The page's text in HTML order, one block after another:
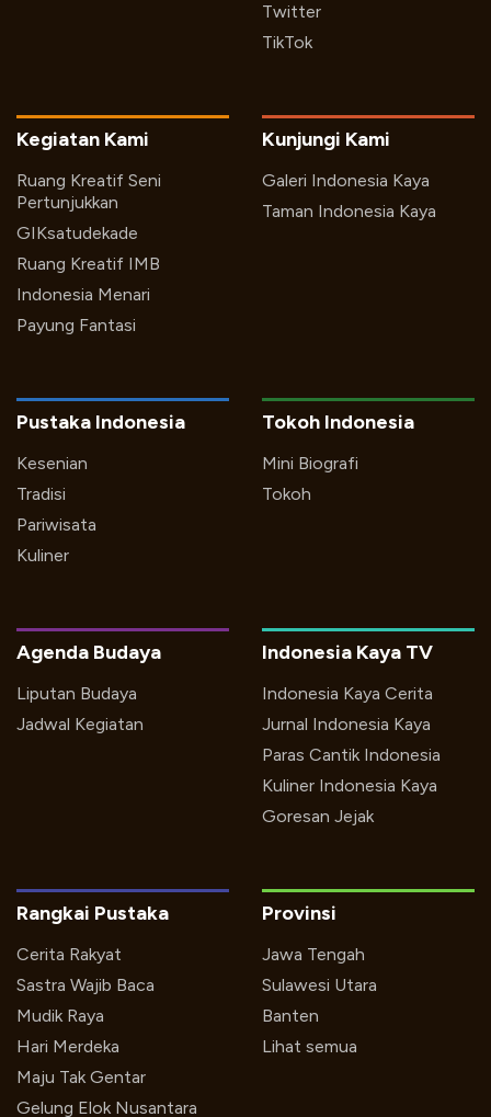
Twitter
TikTok
Kegiatan Kami
Ruang Kreatif Seni
Pertunjukkan
GIKsatudekade
Ruang Kreatif IMB
Indonesia Menari
Payung Fantasi
Kunjungi Kami
Galeri Indonesia Kaya
Taman Indonesia Kaya
Pustaka Indonesia
Kesenian
Tradisi
Pariwisata
Kuliner
Tokoh Indonesia
Mini Biografi
Tokoh
Indonesia Kaya TV
Indonesia Kaya Cerita
Jurnal Indonesia Kaya
Paras Cantik Indonesia
Kuliner Indonesia Kaya
Goresan Jejak
Agenda Budaya
Liputan Budaya
Jadwal Kegiatan
Rangkai Pustaka
Cerita Rakyat
Sastra Wajib Baca
Mudik Raya
Hari Merdeka
Maju Tak Gentar
Gelung Elok Nusantara
Provinsi
Jawa Tengah
Sulawesi Utara
Banten
Lihat semua